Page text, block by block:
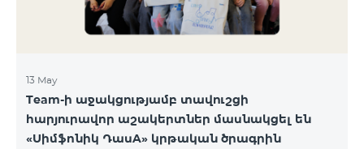
13 May
Team-ի աջակցությամբ տավուշցի
հարյուրավոր աշակերտներ մասնակցել են
«Սիմֆոնիկ ԴասA» կրթական ծրագրին